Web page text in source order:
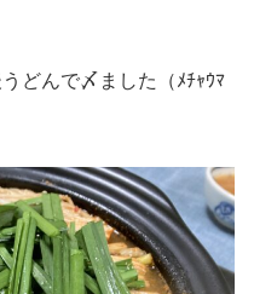
どんで〆ました（ﾒﾁｬｳﾏ